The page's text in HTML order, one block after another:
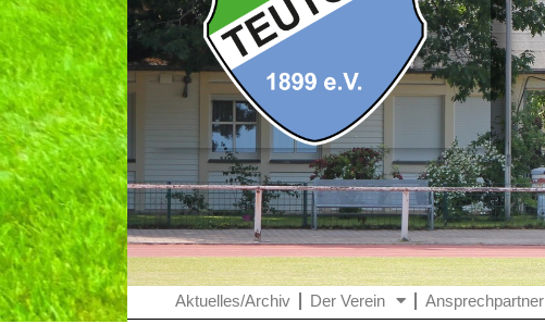
Aktuelles/Archiv Der Verein Ansprechpartner